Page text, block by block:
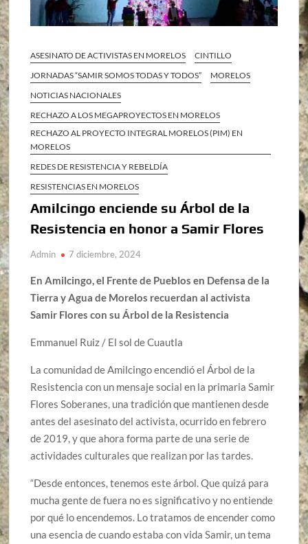
ASESINATO DE ACTIVISTAS EN MORELOS
CINTILLO
JORNADAS “SAMIR SOMOS TODAS Y TODOS”
MORELOS
NOTICIAS NACIONALES
RECHAZO A LOS MEGAPROYECTOS EN MORELOS
RECHAZO AL PROYECTO INTEGRAL MORELOS (PIM) EN
MORELOS
REDES DE RESISTENCIA Y REBELDÍA
RESISTENCIAS EN MORELOS
Amilcingo enciende su Árbol de la
Resistencia en honor a Samir Flores
Admin 7 diciembre, 2024
En Amilcingo, el Frente de Pueblos en Defensa de la
Tierra y Agua de Morelos recuerdan al activista
Samir Flores con su Árbol de la Resistencia
Emmanuel Ruiz / El sol de Cuautla
La comunidad de Amilcingo encendió el Árbol de la
Resistencia con un mensaje social en la primaria Samir
Flores Soberanes, una tradición que mantienen desde
antes del asesinato del activista, ocurrido en febrero
de 2019, y que ahora forma parte de una serie de
actividades culturales que realizan por las tardes.
“Desde entonces, tenemos este árbol. Que quizá para
mucha gente de fuera no es significativo y no entiende
por qué lo encendemos. Lo tratamos de encender como
una esencia de cuando estaba con vida Samir, un tema